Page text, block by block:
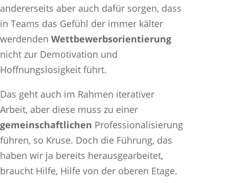
andererseits aber auch dafür sorgen, dass
in Teams das Gefühl der immer kälter
werdenden Wettbewerbsorientierung
nicht zur Demotivation und
Hoffnungslosigkeit führt.
Das geht auch im Rahmen iterativer
Arbeit, aber diese muss zu einer
gemeinschaftlichen Professionalisierung
führen, so Kruse. Doch die Führung, das
haben wir ja bereits herausgearbeitet,
braucht Hilfe, Hilfe von der oberen Etage.